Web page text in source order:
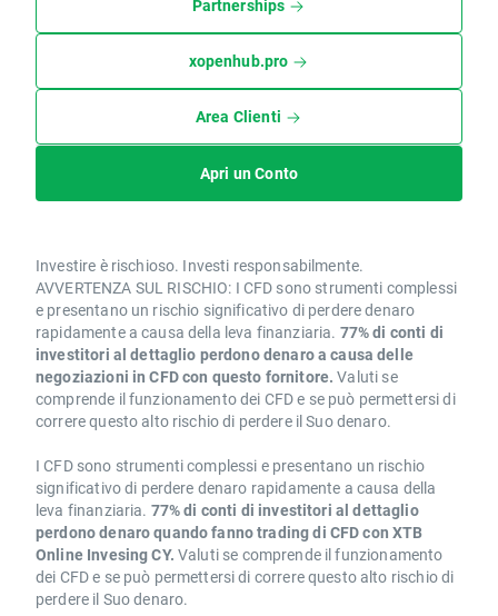
Partnerships
xopenhub.pro
Area Clienti
Apri un Conto
Investire è rischioso. Investi responsabilmente.
AVVERTENZA SUL RISCHIO: I CFD sono strumenti complessi
e presentano un rischio significativo di perdere denaro
rapidamente a causa della leva finanziaria. 77% di conti di
investitori al dettaglio perdono denaro a causa delle
negoziazioni in CFD con questo fornitore. Valuti se
comprende il funzionamento dei CFD e se può permettersi di
correre questo alto rischio di perdere il Suo denaro.
I CFD sono strumenti complessi e presentano un rischio
significativo di perdere denaro rapidamente a causa della
leva finanziaria. 77% di conti di investitori al dettaglio
perdono denaro quando fanno trading di CFD con XTB
Online Invesing CY. Valuti se comprende il funzionamento
dei CFD e se può permettersi di correre questo alto rischio di
perdere il Suo denaro.